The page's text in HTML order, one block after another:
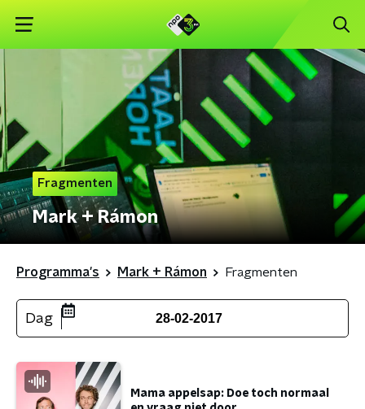
Fragmenten
Mark + Rámon
Programma's Mark + Rámon Fragmenten
Dag 28-02-2017
Mama appelsap: Doe toch normaal